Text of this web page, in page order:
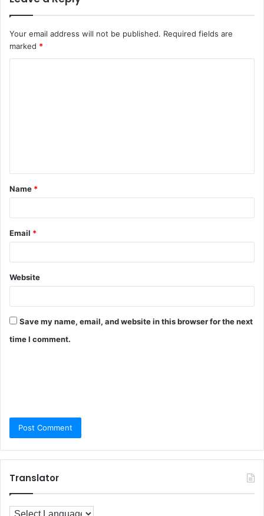
Your email address will not be published. Required fields are
marked *
Name *
Email *
Website
Save my name, email, and website in this browser for the next
time I comment.
Translator